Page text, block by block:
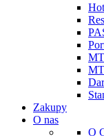
Zakupy
O nas
O